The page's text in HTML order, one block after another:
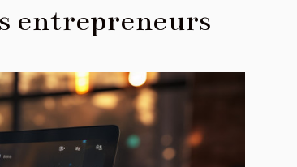
entrepreneurs